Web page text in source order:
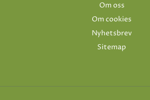
Om oss
Om cookies
Nyhetsbrev
Sitemap